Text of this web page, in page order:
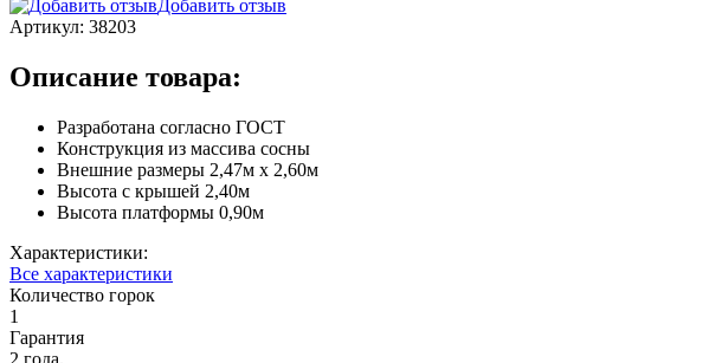
Добавить отзыв
Артикул: 38203
Описание товара:
Разработана согласно ГОСТ
Конструкция из массива сосны
Внешние размеры 2,47м х 2,60м
Высота с крышей 2,40м
Высота платформы 0,90м
Характеристики:
Все характеристики
Количество горок
1
Гарантия
2 года.